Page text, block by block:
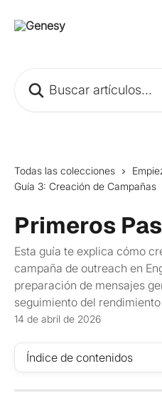
Todas las colecciones
Guía 3: Creación de Campañas
Primeros
Esta guía te explica cómo
campaña de outreach en
preparación de mensajes
seguimiento del
14 de abril de 2026
Índice de contenidos